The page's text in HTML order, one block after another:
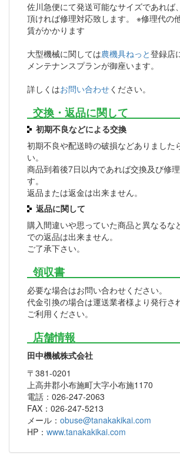
佐川急便にて発送可能なサイズであれば
頂ければ修理対応致します。 ※修理代の
賃がかかります
大型機械に関しては農機具ねっと登録店
メンテナンスプランが御座います。
詳しくはお問い合わせください。
交換・返品に関して
初期不良などによる交換
初期不良や配送時の破損などありました
い。
商品到着後7日以内であれば交換及び修
す。
返品または返金は出来ません。
返品に関して
購入間違いや思っていた商品と異なるな
での返品は出来ません。
ご了承下さい。
領収書
必要な場合はお問い合わせください。
代金引換の場合は運送業者様より発行さ
ご利用ください。
店舗情報
田中機械株式会社
〒381-0201
上高井郡小布施町大字小布施1170
電話：026-247-2063
FAX：026-247-5213
メール： obuse@tanakakikai.com
HP： www.tanakakikai.com